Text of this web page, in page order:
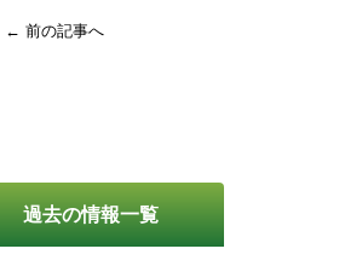
過去の情報一覧
← 前の記事へ